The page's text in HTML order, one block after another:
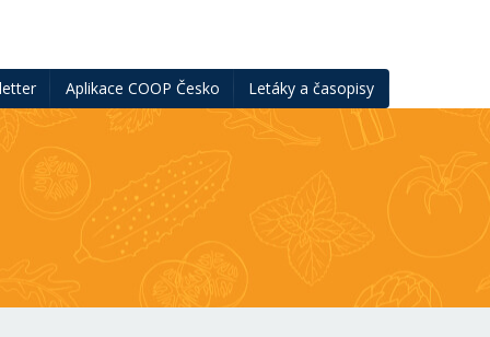
Aplikace COOP Česko Letáky a časopisy